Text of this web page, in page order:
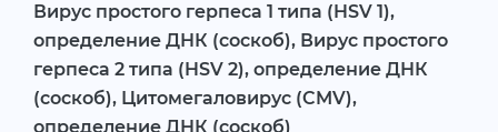
Вирус простого герпеса 1 типа (HSV 1),
определение ДНК (соскоб), Вирус простого
герпеса 2 типа (HSV 2), определение ДНК
(соскоб), Цитомегаловирус (CMV),
определение ДНК (соскоб)